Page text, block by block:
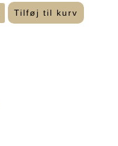
Tilføj til kurv